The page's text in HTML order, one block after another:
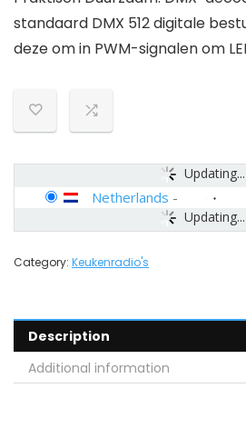
standaard DMX 512 digitale
deze om in PWM-signalen om
Updating...
Updating...
Netherlands -
Category: Keukenradio's
Description
Additional information